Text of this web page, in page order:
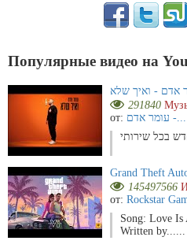
Популярные видео на
291840
от:
עומר אדם -...
Grand Theft
145497566
от: Rockstar
Song: Love Is
Written by......